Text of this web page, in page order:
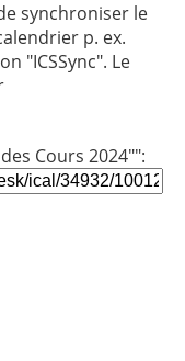
synchroniser le
p. ex.
"ICSSync". Le
Cours 2024"":